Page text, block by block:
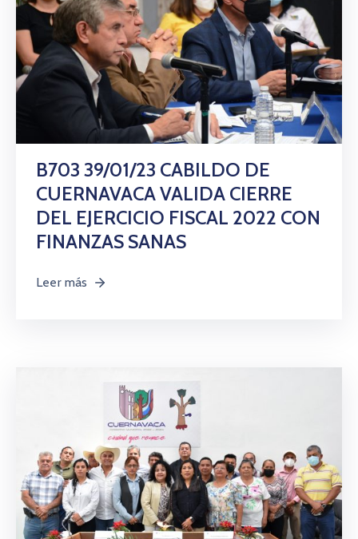
B703 39/01/23 CABILDO DE
CUERNAVACA VALIDA CIERRE
DEL EJERCICIO FISCAL 2022 CON
FINANZAS SANAS
Leer más